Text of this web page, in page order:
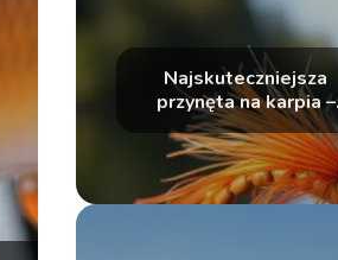
Najskuteczniejsza
przynęta na karpia –
tajemnice wędkarzy